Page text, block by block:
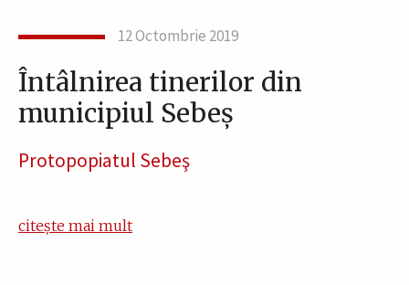
12 Octombrie 2019
Întâlnirea tinerilor din
municipiul Sebeș
Protopopiatul Sebeş
citește mai mult